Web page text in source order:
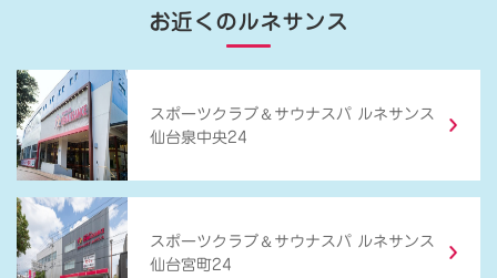
お近くのルネサンス
スポーツクラブ ＆ サウナスパ ルネサンス
仙台泉中央24
スポーツクラブ ＆ サウナスパ ルネサンス
仙台宮町24